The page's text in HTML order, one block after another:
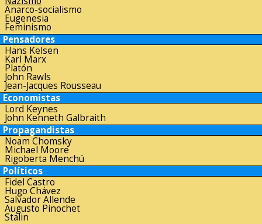
Anarco-socialismo
Eugenesia
Feminismo
Pensadores
Hans Kelsen
Karl Marx
Platón
John Rawls
Jean-Jacques Rousseau
Economistas
Lord Keynes
John Kenneth Galbraith
Propagandistas
Noam Chomsky
Michael Moore
Rigoberta Menchú
Políticos
Fidel Castro
Hugo Chávez
Salvador Allende
Augusto Pinochet
Stalin